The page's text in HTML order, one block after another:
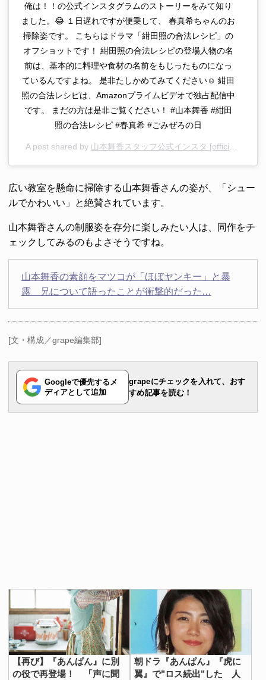
俺は！！の公式インスタグラムのストーリーをみて知り
ました。😂 １日遅れですが便乗して、 春真希ちゃんのお
掃除姿です。 こちらはドラマ「紺田照の合法レシピ」の
オフショットです！ 紺田照の合法レシピの登場人物の名
前は、基本的に料理や食材の名前をもじったものになっ
ているんですよね。 是非たしかめてみてください☺︎ 紺田
照の合法レシピは、Amazonプライムビデオで独占配信中
です。 まだの方は是非ご覧ください！ #山本舞香 #紺田
照の合法レシピ #春真希 #ごみぜろの日
A post shared by 山本舞香スタッフ公式インスタ [official］
広い教室を懸命に掃除する山本舞香さんの姿が、「シュー
ルでかわいい」と絶賛されています。
山本舞香さんの制服姿を存分に楽しみたい人は、同作をチ
ェックしてみるのもよさそうですね。
山本舞香の素顔をマツコが「ほぼヤンキー」と暴
露 兄について語ったことが衝撃的だった…
[文・構成／grape編集部]
Googleで優先するメ
ディアとして追加
grapeにチェックを入れて、おす
すめ記事を読む！
【再び】『あんぱん』に別
の役で再登場！ 「声に聞
朝ドラ『あんぱん』『虎に
翼』で"ロス続出"した 人